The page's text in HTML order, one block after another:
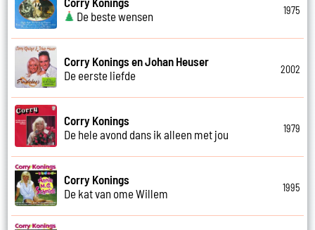
De beste wensen
1975
Corry Konings en Johan Heuser
De eerste liefde
2002
Corry Konings
De hele avond dans ik alleen met jou
1979
Corry Konings
De kat van ome Willem
1995